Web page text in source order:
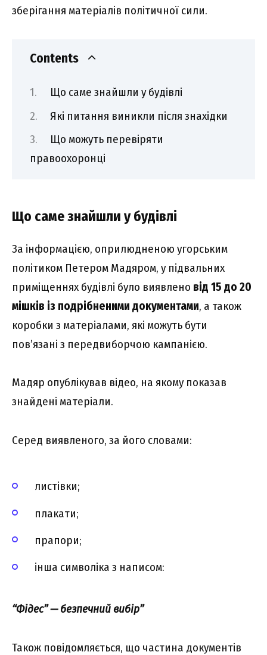
зберігання матеріалів політичної сили.
Contents
Що саме знайшли у будівлі
Які питання виникли після знахідки
Що можуть перевіряти
правоохоронці
Що саме знайшли у будівлі
За інформацією, оприлюдненою угорським
політиком Петером Мадяром, у підвальних
приміщеннях будівлі було виявлено від 15 до 20
мішків із подрібненими документами, а також
коробки з матеріалами, які можуть бути
пов’язані з передвиборчою кампанією.
Мадяр опублікував відео, на якому показав
знайдені матеріали.
Серед виявленого, за його словами:
листівки;
плакати;
прапори;
інша символіка з написом:
“Фідес” — безпечний вибір”
Також повідомляється, що частина документів